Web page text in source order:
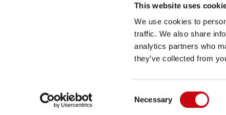
This website uses
We use cookies to
traffic. We also share
analytics partners who
they’ve collected from
Selection
Necessary
SALE
Mix &
Pezzi di
Netherlands